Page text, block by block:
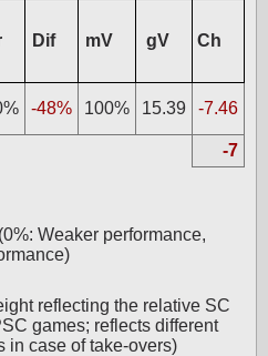
Dif mV gV Ch
-48% 100% 15.39 -7.46
-7
Weaker performance,
reflecting the relative SC
games; reflects different
in case of take-overs)